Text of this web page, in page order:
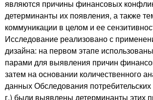
являются причины финансовых
детерминанты их появления, а также
коммуникации в целом и ее
Исследование реализовано с
дизайна: на первом этапе
парами для выявления причин
затем на основании количественного
данных Обследования
г.) были выявлены детерминанты этих